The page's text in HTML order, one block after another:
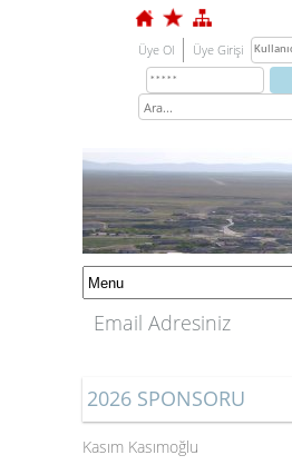
Üye Ol Üye Girişi
Email Adresiniz
2026 SPONSORU
Kasım Kasımoğlu